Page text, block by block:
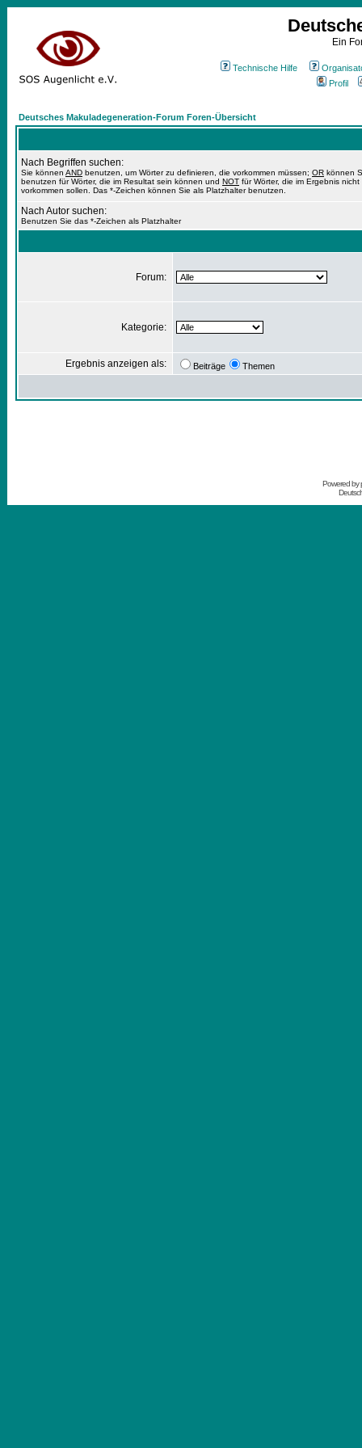
Ein
Technische Hilfe
Profil
Deutsches Makuladegeneration-Forum Foren-Übersicht
Nach Begriffen suchen:
Sie können AND benutzen, um Wörter zu definieren, die vorkommen müssen; OR können
benutzen für Wörter, die im Resultat sein können und NOT für Wörter, die im Ergebnis nicht
vorkommen sollen. Das *-Zeichen können Sie als Platzhalter benutzen.
Nach Autor suchen:
Benutzen Sie das *-Zeichen als Platzhalter
Forum:
Kategorie:
Ergebnis anzeigen als: Beiträge Themen
Powered by